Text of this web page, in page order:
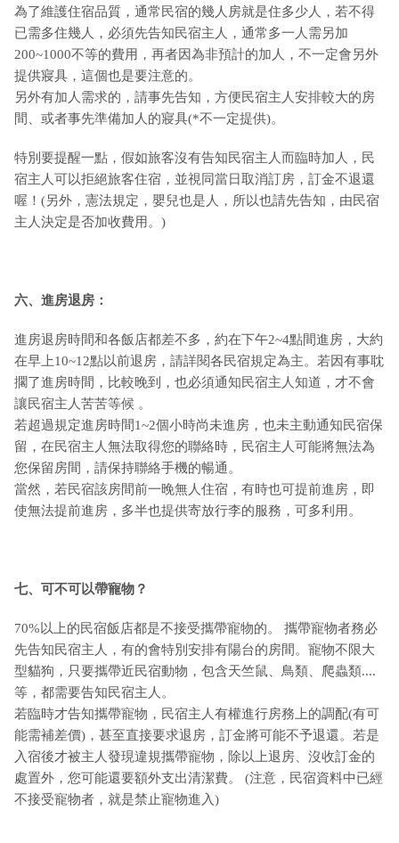
為了維護住宿品質，通常民宿的幾人房就是住多少人，若不得
已需多住幾人，必須先告知民宿主人，通常多一人需另加
200~1000不等的費用，再者因為非預計的加人，不一定會另外
提供寢具，這個也是要注意的。
另外有加人需求的，請事先告知，方便民宿主人安排較大的房
間、或者事先準備加人的寢具(*不一定提供)。
特別要提醒一點，假如旅客沒有告知民宿主人而臨時加人，民
宿主人可以拒絕旅客住宿，並視同當日取消訂房，訂金不退還
喔！(另外，憲法規定，嬰兒也是人，所以也請先告知，由民宿
主人決定是否加收費用。)
六、進房退房：
進房退房時間和各飯店都差不多，約在下午2~4點間進房，大約
在早上10~12點以前退房，請詳閱各民宿規定為主。若因有事耽
擱了進房時間，比較晚到，也必須通知民宿主人知道，才不會
讓民宿主人苦苦等候 。
若超過規定進房時間1~2個小時尚未進房，也未主動通知民宿保
留，在民宿主人無法取得您的聯絡時，民宿主人可能將無法為
您保留房間，請保持聯絡手機的暢通。
當然，若民宿該房間前一晚無人住宿，有時也可提前進房，即
使無法提前進房，多半也提供寄放行李的服務，可多利用。
七、可不可以帶寵物？
70%以上的民宿飯店都是不接受攜帶寵物的。 攜帶寵物者務必
先告知民宿主人，有的會特別安排有陽台的房間。寵物不限大
型貓狗，只要攜帶近民宿動物，包含天竺鼠、鳥類、爬蟲類....
等，都需要告知民宿主人。
若臨時才告知攜帶寵物，民宿主人有權進行房務上的調配(有可
能需補差價)，甚至直接要求退房，訂金將可能不予退還。若是
入宿後才被主人發現違規攜帶寵物，除以上退房、沒收訂金的
處置外，您可能還要額外支出清潔費。 (注意，民宿資料中已經
不接受寵物者，就是禁止寵物進入)